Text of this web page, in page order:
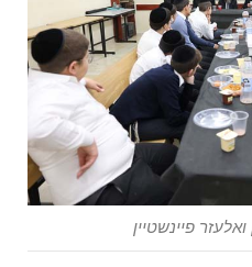
פיינשטיין